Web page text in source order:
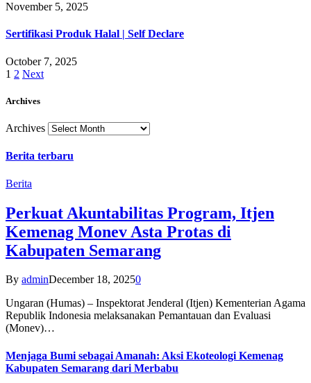
November 5, 2025
Sertifikasi Produk Halal | Self Declare
October 7, 2025
1 2 Next
Archives
Archives
Berita terbaru
Berita
Perkuat Akuntabilitas Program, Itjen
Kemenag Monev Asta Protas di
Kabupaten Semarang
By adminDecember 18, 20250
Ungaran (Humas) – Inspektorat Jenderal (Itjen) Kementerian Agama
Republik Indonesia melaksanakan Pemantauan dan Evaluasi
(Monev)…
Menjaga Bumi sebagai Amanah: Aksi Ekoteologi Kemenag
Kabupaten Semarang dari Merbabu